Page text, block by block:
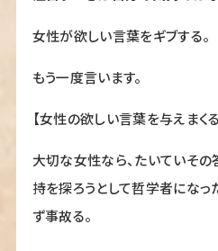
女性が欲しい言葉をギブする。
もう一度言います。
【女性の欲しい言葉を与えまくる
大切な女性なら、たいていその
持を探ろうとして哲学者になっ
ず事故る。